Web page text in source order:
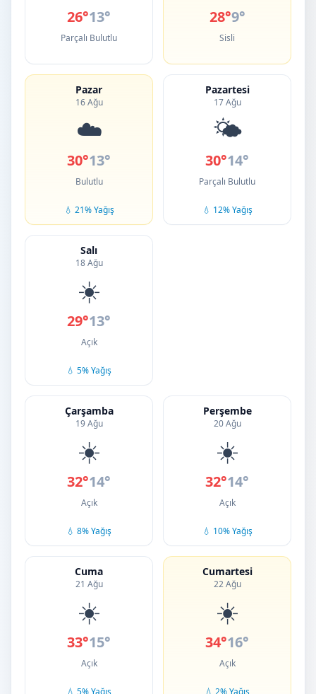
26°13°
Parçalı Bulutlu
28°9°
Sisli
Pazar
16 Ağu
☁️
30°13°
Bulutlu
💧 21% Yağış
Pazartesi
17 Ağu
🌤️
30°14°
Parçalı Bulutlu
💧 12% Yağış
Salı
18 Ağu
☀️
29°13°
Açık
💧 5% Yağış
Çarşamba
19 Ağu
☀️
32°14°
Açık
💧 8% Yağış
Perşembe
20 Ağu
☀️
32°14°
Açık
💧 10% Yağış
Cuma
21 Ağu
☀️
33°15°
Açık
💧 5% Yağış
Cumartesi
22 Ağu
☀️
34°16°
Açık
💧 2% Yağış